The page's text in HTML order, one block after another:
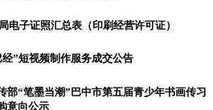
电子证照汇总表（印刷经营许可证）
”短视频制作服务成交公告
部“笔墨当潮”巴中市第五届青少年书画传习
意向公示